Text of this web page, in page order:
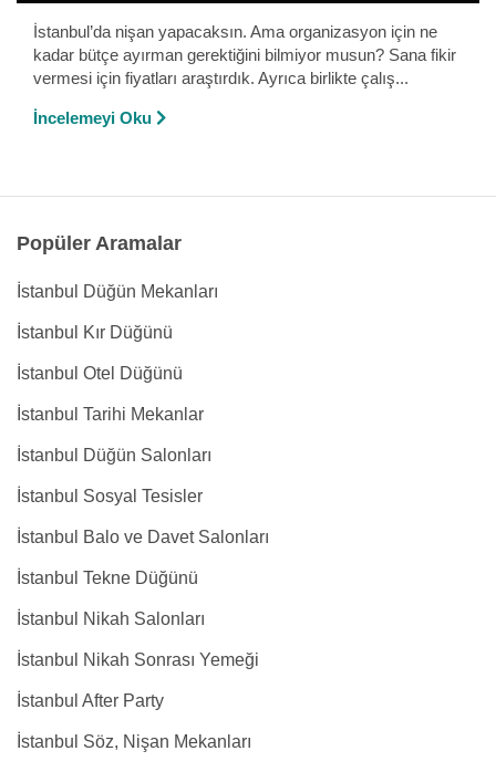
İstanbul’da nişan yapacaksın. Ama organizasyon için ne
kadar bütçe ayırman gerektiğini bilmiyor musun? Sana fikir
vermesi için fiyatları araştırdık. Ayrıca birlikte çalış...
İncelemeyi Oku
Popüler Aramalar
İstanbul Düğün Mekanları
İstanbul Kır Düğünü
İstanbul Otel Düğünü
İstanbul Tarihi Mekanlar
İstanbul Düğün Salonları
İstanbul Sosyal Tesisler
İstanbul Balo ve Davet Salonları
İstanbul Tekne Düğünü
İstanbul Nikah Salonları
İstanbul Nikah Sonrası Yemeği
İstanbul After Party
İstanbul Söz, Nişan Mekanları